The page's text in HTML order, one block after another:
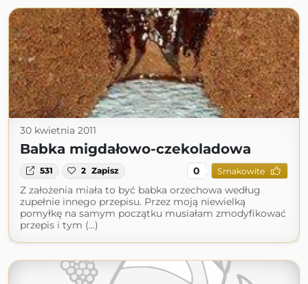
30 kwietnia 2011
Babka migdałowo-czekoladowa
531 2 Zapisz 0 Smakowite
Z założenia miała to być babka orzechowa według
zupełnie innego przepisu. Przez moją niewielką
pomyłkę na samym początku musiałam zmodyfikować
przepis i tym (...)